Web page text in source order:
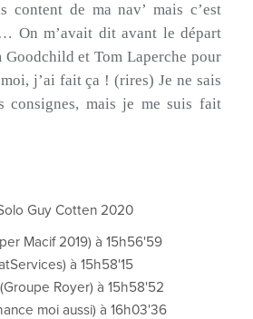
content de ma nav’ mais c’est
On m’avait dit avant le départ
Goodchild et Tom Laperche pour
moi, j’ai fait ça ! (rires) Je ne sais
consignes, mais je me suis fait
Guy Cotten 2020
Macif 2019) à 15h56'59
à 15h58'15
Royer) à 15h58'52
moi aussi) à 16h03'36